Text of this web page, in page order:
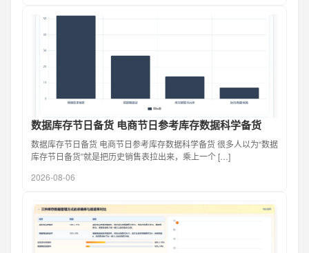
数据库存节日备货 电商节日参考库存数据科学备货
数据库存节日备货 电商节日参考库存数据科学备货 很多人以为“数据
库存节日备货”就是把历史销售表拉出来，乘上一个 […]
2026-08-06